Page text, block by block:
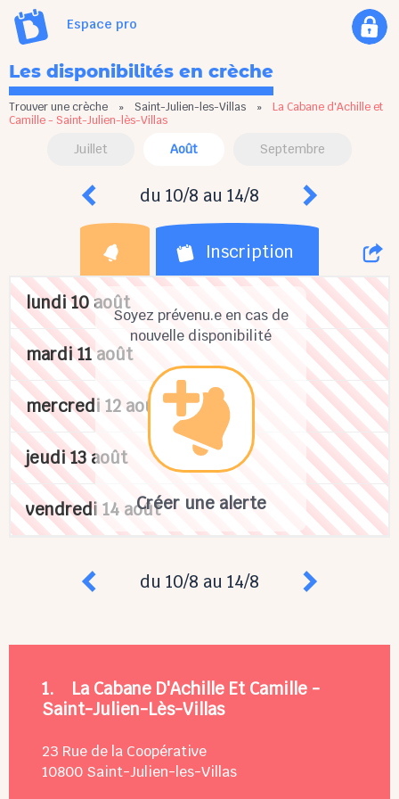
Espace pro
Les disponibilités en crèche
Trouver une crèche » Saint-Julien-les-Villas » La Cabane d'Achille et
Camille - Saint-Julien-lès-Villas
Juillet Août Septembre
du 10/8 au 14/8
Inscription
Soyez prévenu.e en cas de
nouvelle disponibilité
Créer une alerte
lundi 10 août
mardi 11 août
mercredi 12 août
jeudi 13 août
vendredi 14 août
du 10/8 au 14/8
1. La Cabane D'Achille Et Camille -
Saint-Julien-Lès-Villas
23 Rue de la Coopérative
10800 Saint-Julien-les-Villas